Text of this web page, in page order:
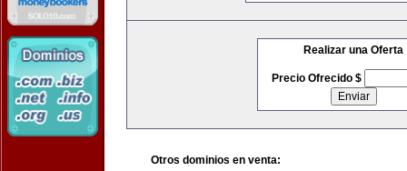
Realizar una Oferta
Precio Ofrecido $
Otros dominios en venta: